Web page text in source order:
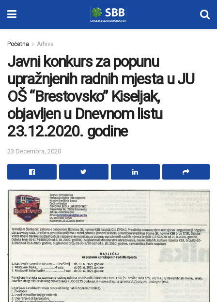
Početna Arhiva
Javni konkurs za popunu
upražnjenih radnih mjesta u JU
OŠ “Brestovsko” Kiseljak,
objavljen u Dnevnom listu
23.12.2020. godine
23 Decembra, 2020